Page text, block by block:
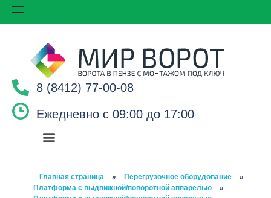
8 (8412) 77-00-08
Ежедневно с 09:00 до 17:00
Главная страница » Перегрузочное оборудование
»
Платформа с выдвижной/поворотной аппарелью
»